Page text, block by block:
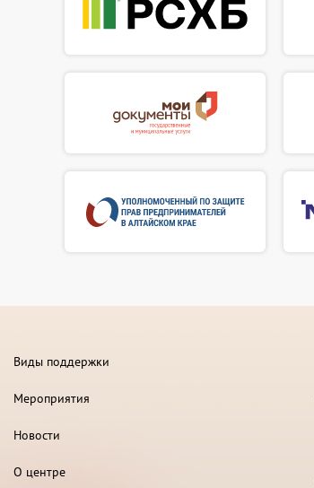
Виды поддержки
Мероприятия
Новости
О центре